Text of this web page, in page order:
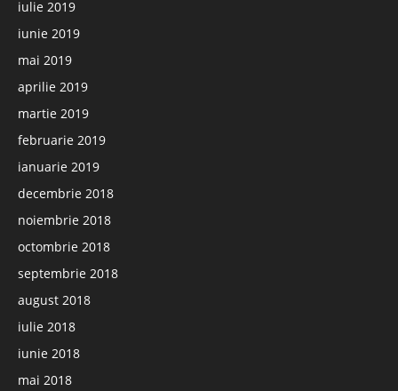
iulie 2019
iunie 2019
mai 2019
aprilie 2019
martie 2019
februarie 2019
ianuarie 2019
decembrie 2018
noiembrie 2018
octombrie 2018
septembrie 2018
august 2018
iulie 2018
iunie 2018
mai 2018